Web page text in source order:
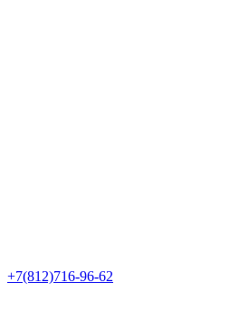
+7(812)716-96-62